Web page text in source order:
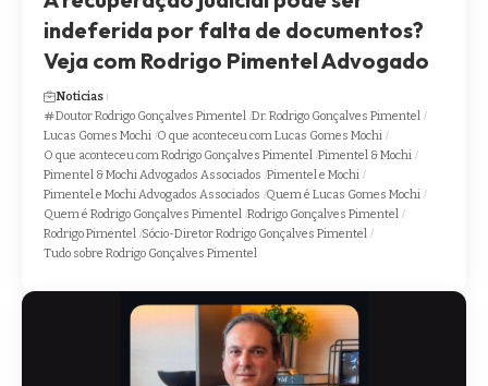
indeferida por falta de documentos?
Veja com Rodrigo Pimentel Advogado
Noticias
Doutor Rodrigo Gonçalves Pimentel Dr. Rodrigo Gonçalves Pimentel
Lucas Gomes Mochi O que aconteceu com Lucas Gomes Mochi
O que aconteceu com Rodrigo Gonçalves Pimentel Pimentel & Mochi
Pimentel & Mochi Advogados Associados Pimentel e Mochi
Pimentel e Mochi Advogados Associados Quem é Lucas Gomes Mochi
Quem é Rodrigo Gonçalves Pimentel Rodrigo Gonçalves Pimentel
Rodrigo Pimentel Sócio-Diretor Rodrigo Gonçalves Pimentel
Tudo sobre Rodrigo Gonçalves Pimentel